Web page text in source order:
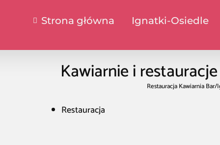
Strona główna Ignatki-Osiedle
Kawiarnie i
Restauracja Kawiarnia Bar/
Restauracja